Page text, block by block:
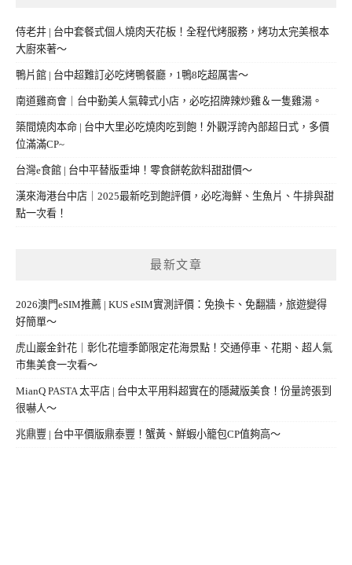
侍老井 | 台中套餐式個人燒肉天花板！全程代烤服務，烤功太完美根本
大廚來著～
鴨片館 | 台中超難訂必吃烤鴨餐廳，1鴨8吃超厲害～
南道雞商會｜台中勤美人氣韓式小店，必吃招牌辣炒雞＆一隻雞湯。
築間燒肉本命 | 台中大里必吃燒肉吃到飽！外觀浮誇內部超日式，多價
位滿滿CP~
台灣e食館 | 台中平替版垂坤！零食餅乾飲料甜甜價～
漢來海港台中店｜2025最新吃到飽評價，必吃海鮮、生魚片、牛排與甜
點一次看！
最新文章
2026澳門eSIM推薦 | KUS eSIM實測評價：免換卡、免翻牆，旅遊變得
好簡單～
虎山巖金針花｜彰化花壇季節限定花海景點！交通停車、花期、超人氣
市集美食一次看～
MianQ PASTA 太平店 | 台中太平用料超實在的隱藏版美食！份量誇張到
很嚇人～
兆鼎豐 | 台中平價版鼎泰豐！蟹黃、鮮蝦小籠包CP值夠高～